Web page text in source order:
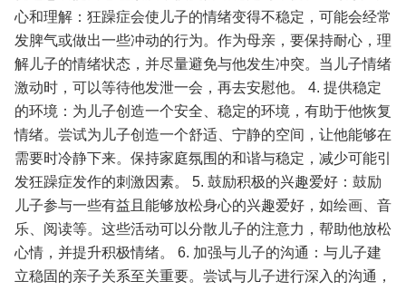
心和理解：狂躁症会使儿子的情绪变得不稳定，可能会经常
发脾气或做出一些冲动的行为。作为母亲，要保持耐心，理
解儿子的情绪状态，并尽量避免与他发生冲突。当儿子情绪
激动时，可以等待他发泄一会，再去安慰他。
4. 提供稳定
的环境：为儿子创造一个安全、稳定的环境，有助于他恢复
情绪。尝试为儿子创造一个舒适、宁静的空间，让他能够在
需要时冷静下来。保持家庭氛围的和谐与稳定，减少可能引
发狂躁症发作的刺激因素。
5. 鼓励积极的兴趣爱好：鼓励
儿子参与一些有益且能够放松身心的兴趣爱好，如绘画、音
乐、阅读等。这些活动可以分散儿子的注意力，帮助他放松
心情，并提升积极情绪。
6. 加强与儿子的沟通：与儿子建
立稳固的亲子关系至关重要。尝试与儿子进行深入的沟通，